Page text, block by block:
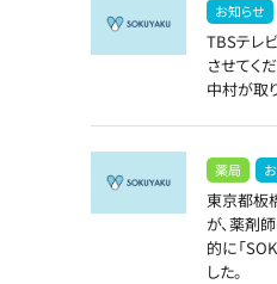
お知らせ
TBSテレ
させてく
中村が取
薬局
東京都板
が、薬剤
的に「
した。